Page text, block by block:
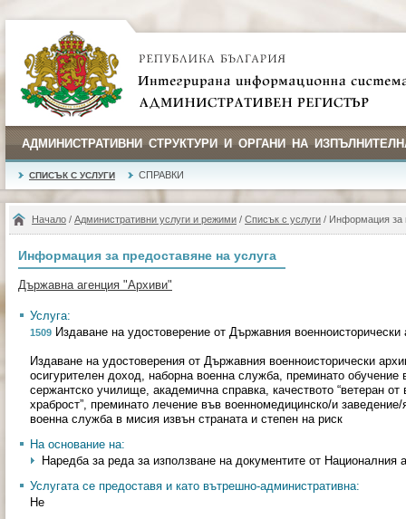
АДМИНИСТРАТИВНИ СТРУКТУРИ И ОРГАНИ НА
СПИСЪК С УСЛУГИ СПРАВКИ
Начало / Административни услуги и режими / Списък с услуги / Информация за
Информация за предоставяне на услуга
Държавна агенция "Архиви"
Услуга:
1509 Издаване на удостоверение от Държавния военноисторически
Издаване на удостоверения от Държавния военноисторически
осигурителен доход, наборна военна служба, преминато
сержантско училище, академична справка, качеството “ветеран от
храброст”, преминато лечение във военномедицинско/и
военна служба в мисия извън страната и степен на риск
На основание на:
Наредба за реда за използване на документите от
Услугата се предоставя и като вътрешно-административна:
Не